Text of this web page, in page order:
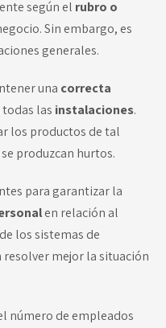
según el rubro o
Sin embargo, es
generales.
una correcta
las instalaciones.
los productos de tal
produzcan hurtos.
para garantizar la
en relación al
los sistemas de
mejor la situación
número de empleados